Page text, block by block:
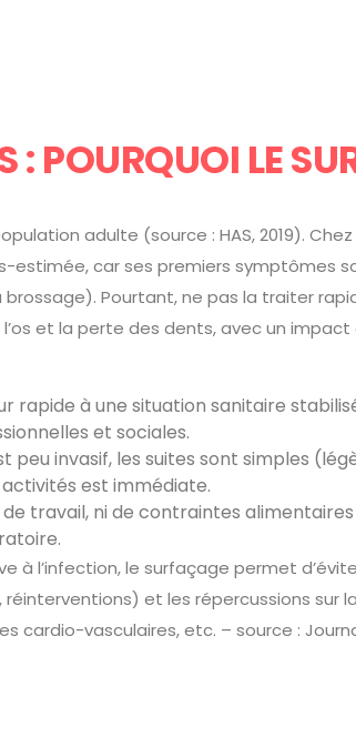
: POURQUOI LE
adulte (source : HAS, 2019). Chez
car ses premiers symptômes
Pourtant, ne pas la traiter
et la perte des dents, avec un impact
rapide à une situation sanitaire
et sociales.
invasif, les suites sont simples
est immédiate.
travail, ni de contraintes
à l’infection, le surfaçage permet
et les répercussions sur
cardio-vasculaires, etc. – source :